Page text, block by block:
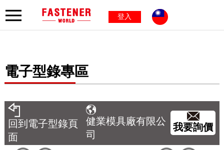
登入
電子型錄專區
回到電子型錄頁
面
健業模具廠有限公
司
我要詢價